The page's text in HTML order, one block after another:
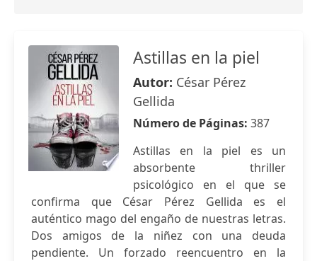
Astillas en la piel
Autor: César Pérez
Gellida
Número de Páginas: 387
Astillas en la piel es un
absorbente thriller
psicológico en el que se
confirma que César Pérez Gellida es el
auténtico mago del engaño de nuestras letras.
Dos amigos de la niñez con una deuda
pendiente. Un forzado reencuentro en la